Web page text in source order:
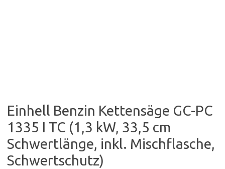
Einhell Benzin Kettensäge GC-PC
1335 I TC (1,3 kW, 33,5 cm
Schwertlänge, inkl. Mischflasche,
Schwertschutz)